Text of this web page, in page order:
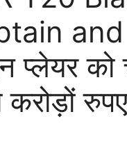
को